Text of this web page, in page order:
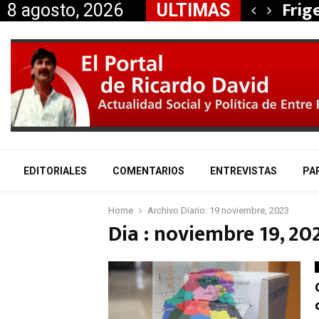
8 agosto, 2026 ULTIMAS
Miranda anunció…
EDITORIALES COMENTARIOS ENTREVISTAS
Home Archivo Diario: 19 noviembre, 2023
Dia : noviembre 19,